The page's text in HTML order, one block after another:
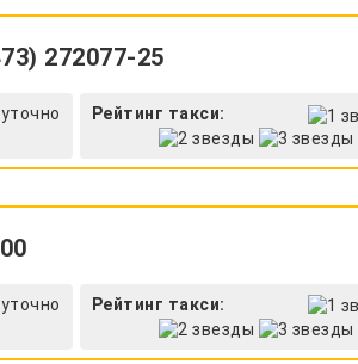
272077-25
Рейтинг такси:
Рейтинг такси: